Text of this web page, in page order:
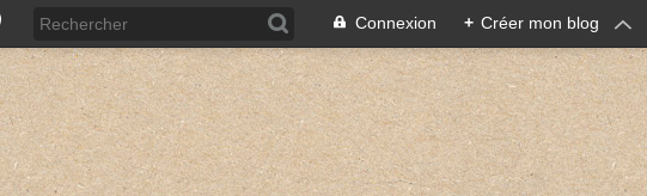
Connexion + Créer mon blog